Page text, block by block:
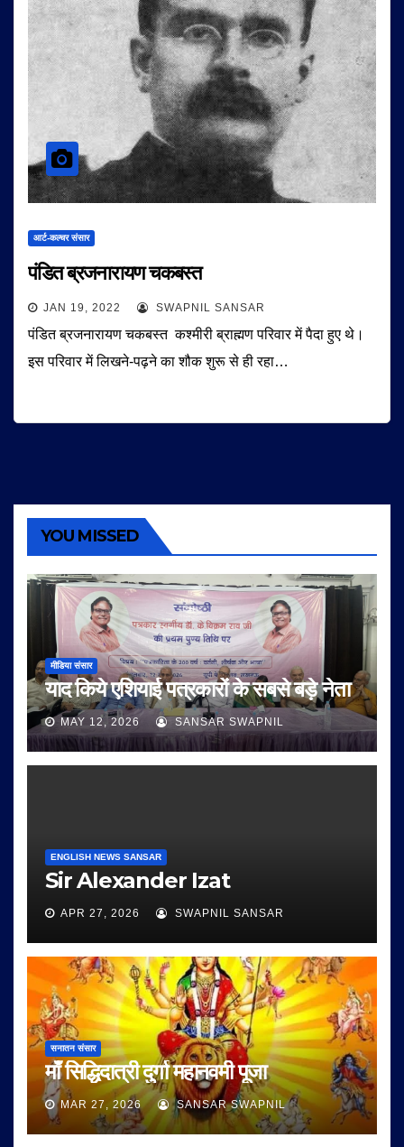
आर्ट-कल्चर संसार
पंडित ब्रजनारायण चकबस्त
JAN 19, 2022 SWAPNIL SANSAR
पंडित ब्रजनारायण चकबस्त कश्मीरी ब्राह्मण परिवार में पैदा हुए थे।
इस परिवार में लिखने-पढ़ने का शौक शुरू से ही रहा…
YOU MISSED
मीडिया संसार
याद किये एशियाई पत्रकारों के सबसे बड़े नेता
MAY 12, 2026 SANSAR SWAPNIL
ENGLISH NEWS SANSAR
Sir Alexander Izat
APR 27, 2026 SWAPNIL SANSAR
सनातन संसार
माँ सिद्धिदात्री दुर्गा महानवमी पूजा
MAR 27, 2026 SANSAR SWAPNIL